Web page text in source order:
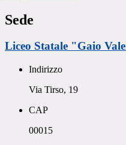
Sede
Liceo Statale "Gaio
Indirizzo
Via Tirso, 19
CAP
00015